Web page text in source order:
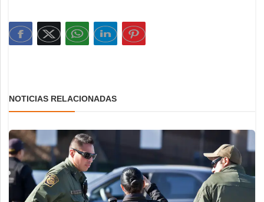
NOTICIAS RELACIONADAS